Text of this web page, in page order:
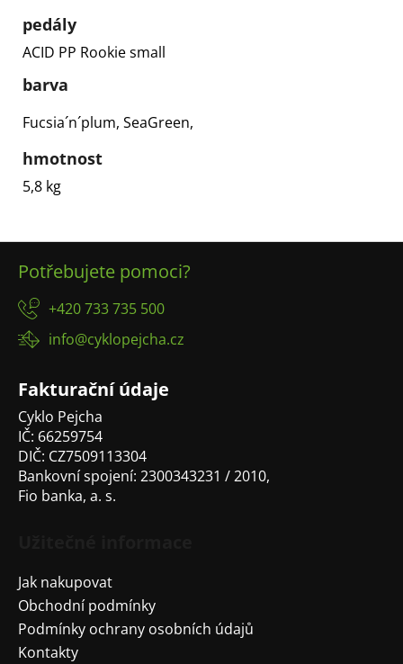
pedály
ACID PP Rookie small
barva
Fucsia´n´plum, SeaGreen,
hmotnost
5,8 kg
Potřebujete pomoci?
+420 733 735 500
info@cyklopejcha.cz
Fakturační údaje
Cyklo Pejcha
IČ: 66259754
DIČ: CZ7509113304
Bankovní spojení: 2300343231 / 2010,
Fio banka, a. s.
Jak nakupovat
Obchodní podmínky
Podmínky ochrany osobních údajů
Kontakty